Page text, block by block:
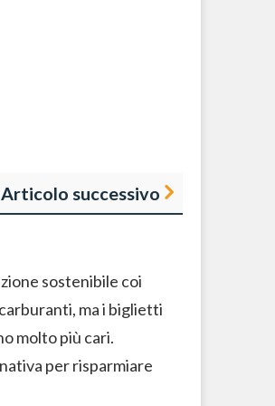
Articolo successivo